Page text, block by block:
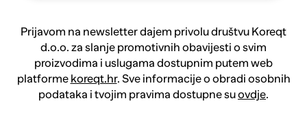
Prijavom na newsletter dajem privolu društvu Koreqt
d.o.o. za slanje promotivnih obavijesti o svim
proizvodima i uslugama dostupnim putem web
platforme koreqt.hr. Sve informacije o obradi osobnih
podataka i tvojim pravima dostupne suovdje.